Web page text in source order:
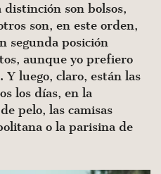
distinción son bolsos,
son, en este orden,
segunda posición
aunque yo prefiero
Y luego, claro, están las
los días, en la
pelo, las camisas
o la parisina de